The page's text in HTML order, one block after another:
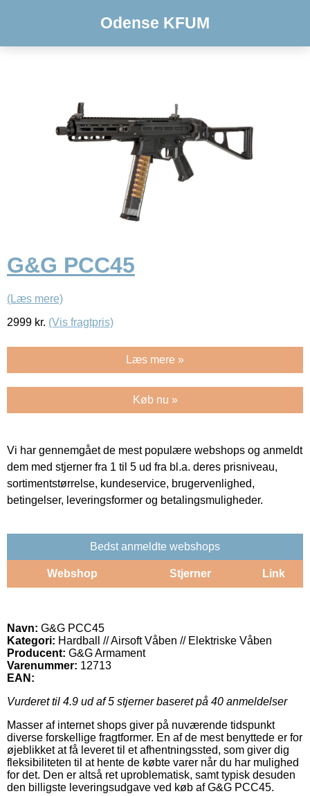
Odense KFUM
G&G PCC45
(Læs mere)
2999 kr. (Vis fragtpris)
Læs mere »
Køb nu »
Vi har gennemgået de mest populære webshops og anmeldt
dem med stjerner fra 1 til 5 ud fra bl.a. deres prisniveau,
sortimentstørrelse, kundeservice, brugervenlighed,
betingelser, leveringsformer og betalingsmuligheder.
Bedst anmeldte webshops
Webshop Stjerner Link
Navn: G&G PCC45
Kategori: Hardball // Airsoft Våben // Elektriske Våben
Producent: G&G Armament
Varenummer: 12713
EAN:
Vurderet til 4.9 ud af 5 stjerner baseret på 40 anmeldelser
Masser af internet shops giver på nuværende tidspunkt
diverse forskellige fragtformer. En af de mest benyttede er for
øjeblikket at få leveret til et afhentningssted, som giver dig
fleksibiliteten til at hente de købte varer når du har mulighed
for det. Den er altså ret uproblematisk, samt typisk desuden
den billigste leveringsudgave ved køb af G&G PCC45.